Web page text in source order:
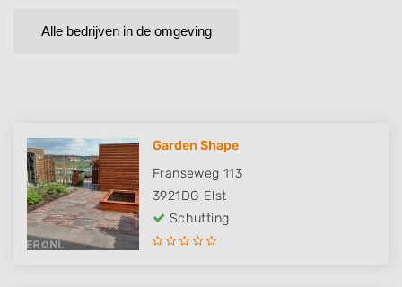
Alle bedrijven in de omgeving
Garden Shape
Franseweg 113
3921DG Elst
Schutting